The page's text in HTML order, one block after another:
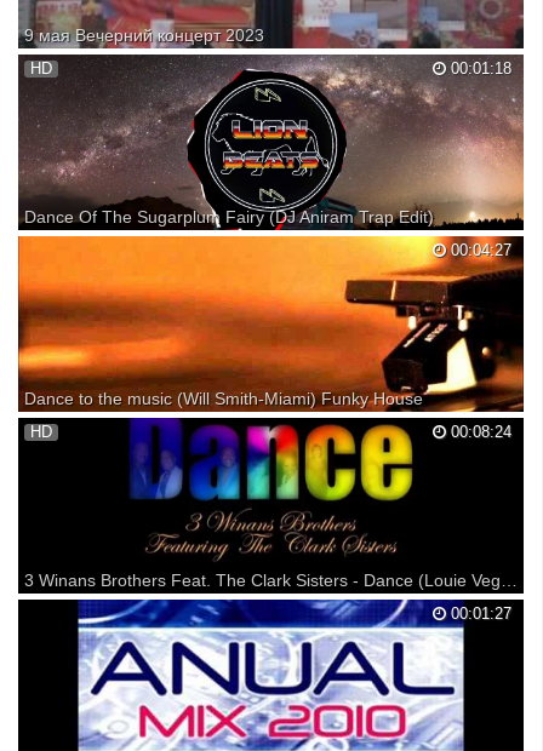
9 мая Вечерний концерт 2023
00:01:18
HD
Dance Of The Sugarplum Fairy (DJ Aniram Trap Edit)
♬ The sound of tomorrow begins today ! ♬ ➲ Subscribe Lion Beats: •
#2 MOST VIEWED VIDEO ON LION BEATS • ✪ Download: N/A ★
Melodic/Techno/Progressive House ★ ➥ Support DJ Aniram: ★➱
Follow Lion Beats ★ ➲ ➲ ➲ ➲ ➲ ➲ ➲ ✔© Copyrights Free To Use...
00:04:27
Dance to the music (Will Smith-Miami) Funky House
00:08:24
HD
3 Winans Brothers Feat. The Clark Sisters - Dance (Louie Vega Funk House Remix)
Vega Records (release date: 2015-04-20) Available@ 3 WINANS
BROTHERS FEATURING THE CLARK SISTERS "DANCE" (LOUIE
VEGA FUNK HOUSE MIX) Publishing Info: BeBe Winans & Daniel
Weatherspoon (Published By BMI/ASCAP/BMG) Remix Produced By:
00:01:27